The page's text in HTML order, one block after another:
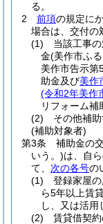
る。
2
前項の規定に
場合は、交付の
(1)
当該工事
金(美作市ふ
美作市告示第
助金及び美作
(令和2年美作
リフォーム補
(2)
その他補
(補助対象者)
第3条
補助金の
いう。)は、自
て、 次の各号の
(1)
登録家屋
ら5年以上賃
し、又は活用
(2)
賃貸借契